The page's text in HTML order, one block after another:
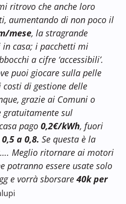
ritrovo che anche loro
aumentando di non poco il
mese, la stragrande
casa; i pacchetti mi
a cifre ‘accessibili’.
puoi giocare sulla pelle
costi di gestione delle
grazie ai Comuni o
gratuitamente sul
pago 0,2€/kWh, fuori
0,5 a 0,8. Se questa è la
Meglio ritornare ai motori
potranno essere usate solo
e vorrà sborsare40k per